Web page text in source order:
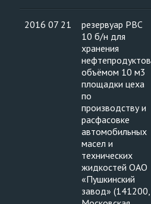
2016 07 21
резервуар РВС
10 б/н для
хранения
нефтепродуктов
объёмом 10 м3
площадки цеха
по
производству и
расфасовке
автомобильных
масел и
технических
жидкостей ОАО
«Пушкинский
завод» (141200,